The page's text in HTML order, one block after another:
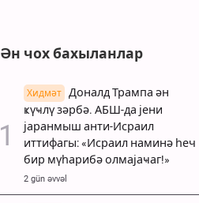
Ән чох бахыланлар
Хидмәт
Доналд Трампа ән
ҝүҹлү зәрбә. АБШ-да јени
јаранмыш анти-Исраил
иттифагы: «Исраил наминә һеч
бир мүһарибә олмајаҹаг!»
2 gün əvvəl